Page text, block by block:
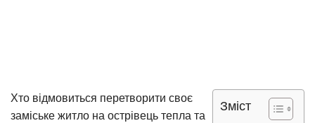
Зміст
Хто відмовиться перетворити своє
заміське житло на острівець тепла та